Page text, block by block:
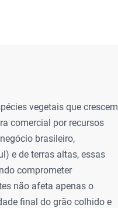
vegetais que crescem
comercial por recursos
brasileiro,
e de terras altas, essas
comprometer
não afeta apenas o
final do grão colhido e